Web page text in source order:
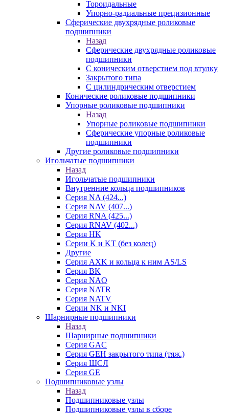
Тороидальные
Упорно-радиальные прецизионные
Сферические двухрядные роликовые
подшипники
Назад
Сферические двухрядные роликовые
подшипники
С коническим отверстием под втулку
Закрытого типа
С цилиндрическим отверстием
Конические роликовые подшипники
Упорные роликовые подшипники
Назад
Упорные роликовые подшипники
Сферические упорные роликовые
подшипники
Другие роликовые подшипники
Игольчатые подшипники
Назад
Игольчатые подшипники
Внутренние кольца подшипников
Серия NA (424...)
Серия NAV (407...)
Серия RNA (425...)
Серия RNAV (402...)
Серия HK
Серии K и KT (без колец)
Другие
Серия AXK и кольца к ним AS/LS
Серия BK
Серия NAO
Серия NATR
Серия NATV
Серии NK и NKI
Шарнирные подшипники
Назад
Шарнирные подшипники
Серия GAC
Серия GEH закрытого типа (тяж.)
Серия ШСЛ
Серия GE
Подшипниковые узлы
Назад
Подшипниковые узлы
Подшипниковые узлы в сборе